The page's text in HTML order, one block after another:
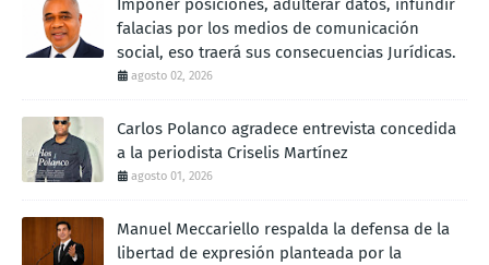
Imponer posiciones, adulterar datos, infundir
falacias por los medios de comunicación
social, eso traerá sus consecuencias Jurídicas.
agosto 02, 2026
Carlos Polanco agradece entrevista concedida
a la periodista Criselis Martínez
agosto 01, 2026
Manuel Meccariello respalda la defensa de la
libertad de expresión planteada por la